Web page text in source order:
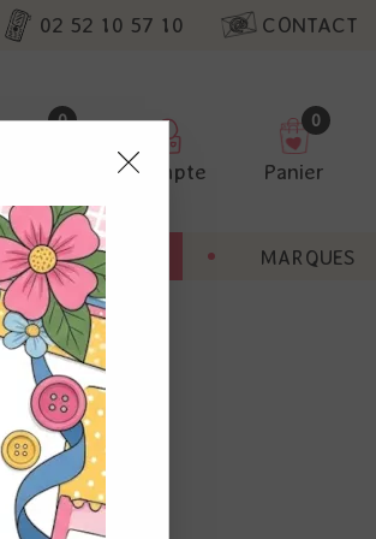
02 52 10 57 10 CONTACT
0
Compte
0
Panier
BONNES AFFAIRES MARQUES